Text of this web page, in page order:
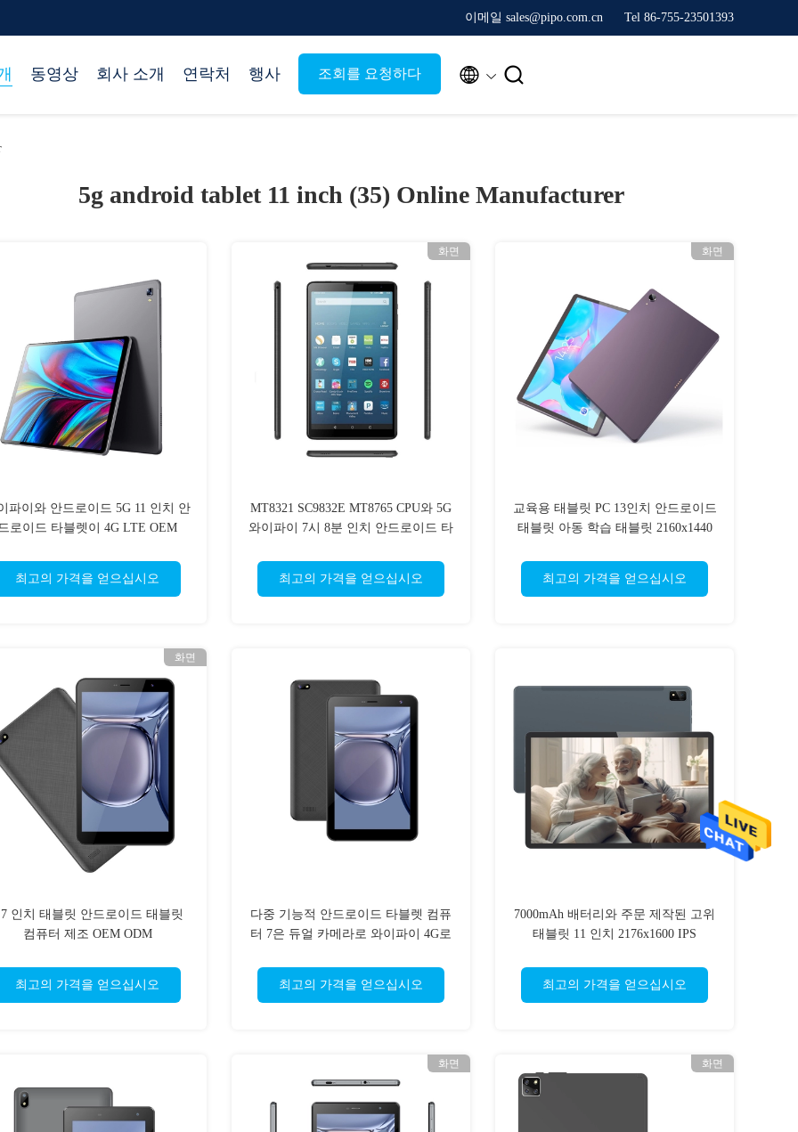
이메일 sales@pipo.com.cn Tel 86-755-23501393
동영상 회사 소개 연락처 행사 조회를 요청하다  
5g android tablet 11 inch (35) Online Manufacturer
파이와 안드로이드 5G 11 인치 안
로이드 타블렛이 4G LTE OEM
최고의 가격을 얻으십시오
화면
MT8321 SC9832E MT8765 CPU와 5G
와이파이 7시 8분 인치 안드로이드 타
최고의 가격을 얻으십시오
화면
교육용 태블릿 PC 13인치 안드로이드
태블릿 아동 학습 태블릿 2160x1440
최고의 가격을 얻으십시오
화면
인치 태블릿 안드로이드 태블릿
컴퓨터 제조 OEM ODM
최고의 가격을 얻으십시오
다중 기능적 안드로이드 타블렛 컴퓨
터 7은 듀얼 카메라로 와이파이 4G로
최고의 가격을 얻으십시오
7000mAh 배터리와 주문 제작된 고위
태블릿 11 인치 2176x1600 IPS
최고의 가격을 얻으십시오
화면 화면